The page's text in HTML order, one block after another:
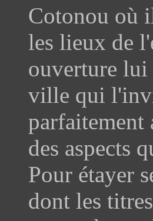
Cotonou où
les lieux de
ouverture lui
ville qui
parfaitement
des aspects
Pour étayer
dont les